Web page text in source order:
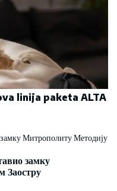
linija paketa ALTA
замку
Заостру